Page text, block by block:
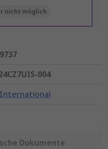
nicht möglich
004
Dokumente